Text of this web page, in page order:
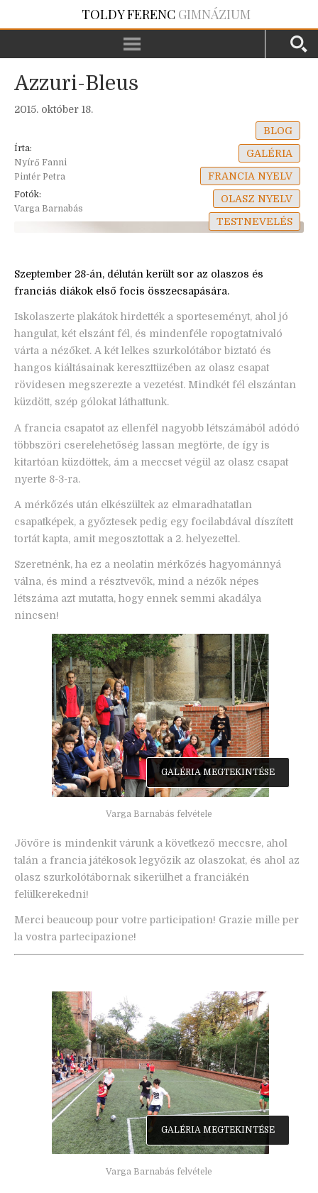
TOLDY FERENC GIMNÁZIUM
Azzuri-Bleus
2015. október 18.
Írta:
Nyírő Fanni
Pintér Petra
Fotók:
Varga Barnabás
BLOG
GALÉRIA
FRANCIA NYELV
OLASZ NYELV
TESTNEVELÉS
Szeptember 28-án, délután került sor az olaszos és
franciás diákok első focis összecsapására.
Iskolaszerte plakátok hirdették a sporteseményt, ahol jó
hangulat, két elszánt fél, és mindenféle ropogtatnivaló
várta a nézőket. A két lelkes szurkolótábor biztató és
hangos kiáltásainak kereszttüzében az olasz csapat
rövidesen megszerezte a vezetést. Mindkét fél elszántan
küzdött, szép gólokat láthattunk.
A francia csapatot az ellenfél nagyobb létszámából adódó
többszöri cserelehetőség lassan megtörte, de így is
kitartóan küzdöttek, ám a meccset végül az olasz csapat
nyerte 8-3-ra.
A mérkőzés után elkészültek az elmaradhatatlan
csapatképek, a győztesek pedig egy focilabdával díszített
tortát kapta, amit megosztottak a 2. helyezettel.
Szeretnénk, ha ez a neolatin mérkőzés hagyománnyá
válna, és mind a résztvevők, mind a nézők népes
létszáma azt mutatta, hogy ennek semmi akadálya
nincsen!
Varga Barnabás felvétele
GALÉRIA MEGTEKINTÉSE
Jövőre is mindenkit várunk a következő meccsre, ahol
talán a francia játékosok legyőzik az olaszokat, és ahol az
olasz szurkolótábornak sikerülhet a franciákén
felülkerekedni!
Merci beaucoup pour votre participation! Grazie mille per
la vostra partecipazione!
Varga Barnabás felvétele
GALÉRIA MEGTEKINTÉSE